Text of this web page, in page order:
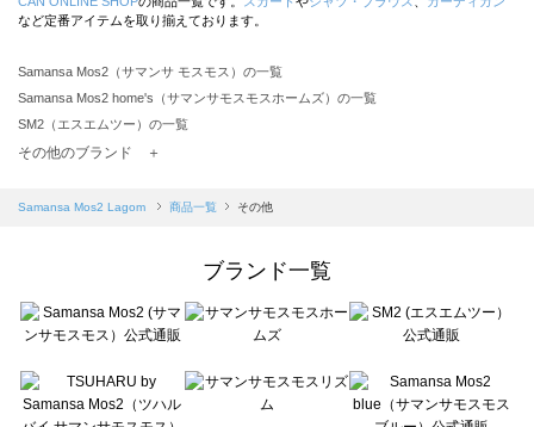
など定番アイテムを取り揃えております。
Samansa Mos2（サマンサ モスモス）の一覧
Samansa Mos2 home's（サマンサモスモスホームズ）の一覧
SM2（エスエムツー）の一覧
TSUHARU by Samansa Mos2（ツハルバイサマンサモスモス）の一覧
Samansa Mos2 blue（サマンサモスモス ブルー）の一覧
Te chichi（テチチ）の一覧
Te chichi CLASSIC（テチチ クラシック）の一覧
Lugnoncure（ルノンキュール）の一覧
BETTY'S BLUE（べティーズブルー）の一覧
その他のブランド ＋
Samansa Mos2 Lagom 商品一覧 その他
ブランド一覧